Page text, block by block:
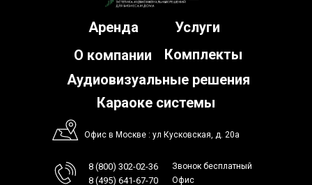
Комплекты
Услуги
Аудиовизуальные решения
Офис в Москве : ул Кусковская, д. 20а
8 (800) 302-02-36 Звонок бесплатный
8 (495) 641-67-70 Офис
О компании
Аренда
Караоке системы